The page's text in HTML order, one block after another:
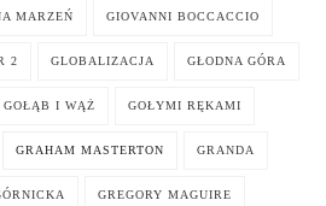
MARZEŃ GIOVANNI BOCCACCIO
2 GLOBALIZACJA GŁODNA GÓRA
GOŁĄB I WĄŻ GOŁYMI RĘKAMI
GRAHAM MASTERTON GRANDA
GREGORY MAGUIRE